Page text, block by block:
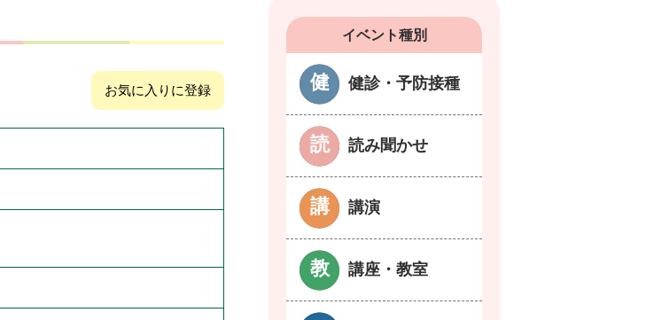
お気に入りに登録
イベント種別
健診・予防接種
読み聞かせ
講演
講座・教室